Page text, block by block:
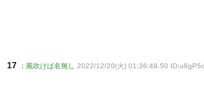
17 : 風吹けば名無し 2022/12/20(火) 01:36:49.50